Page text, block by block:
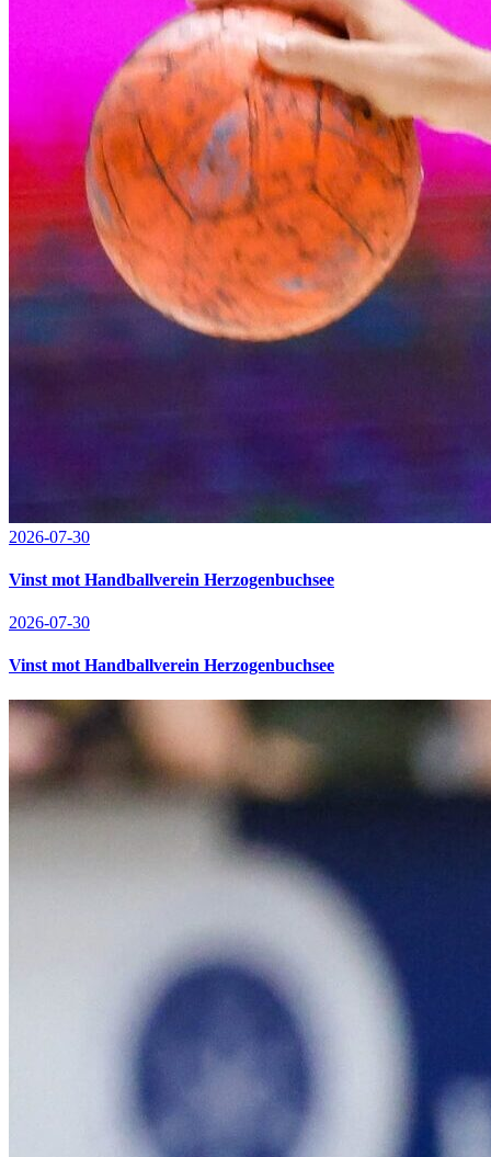
2026-07-30
Vinst mot Handballverein Herzogenbuchsee
2026-07-30
Vinst mot Handballverein Herzogenbuchsee